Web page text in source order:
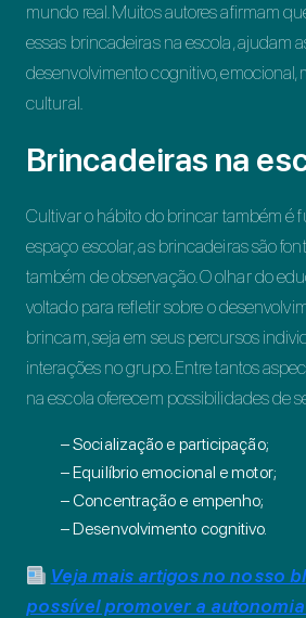
mundo real. Muitos autores afirmam
essas brincadeiras na escola, ajudam
desenvolvimento cognitivo, emocional,
cultural.
Brincadeiras na
Cultivar o hábito do brincar também é
espaço escolar, as brincadeiras são
também de observação. O olhar do
voltado para refletir sobre o
brincam, seja em seus percursos
interações no grupo. Entre tantos
na escola oferecem possibilidades de
– Socialização e participação;
– Equilíbrio emocional e motor;
– Concentração e empenho;
– Desenvolvimento cognitivo.
Veja mais artigos no nosso
possível promover a